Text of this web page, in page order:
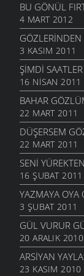
BU GÖNÜL
4 MART 2012
3 KASIM 2011
ŞIMDI SAATLER
16 NISAN 2011
BAHAR
22 MART 2011
DÜŞERSEM
22 MART 2011
SENI
16 ŞUBAT 2011
YAZMAYA OYA
3 ŞUBAT 2011
GÜL VURUR
20 ARALIK 2010
ARSIYAN
23 KASIM 2010